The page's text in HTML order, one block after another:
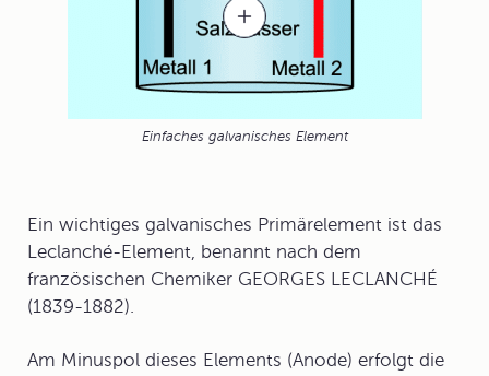
Einfaches galvanisches Element
Ein wichtiges galvanisches Primärelement ist das
Leclanché-Element, benannt nach dem
französischen Chemiker GEORGES LECLANCHÉ
(1839-1882).
Am Minuspol dieses Elements (Anode) erfolgt die